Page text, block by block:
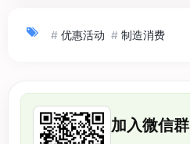
# 优惠活动 # 制造消费
加入微信群